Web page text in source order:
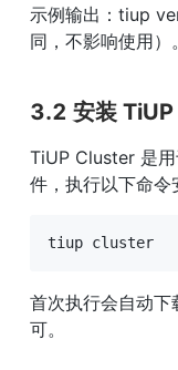
示例输出：tiup
同，不影响使用）。
3.2 安装
TiUP Cluster 是
件，执行以下命令
tiup cluster
首次执行会自动下
可。